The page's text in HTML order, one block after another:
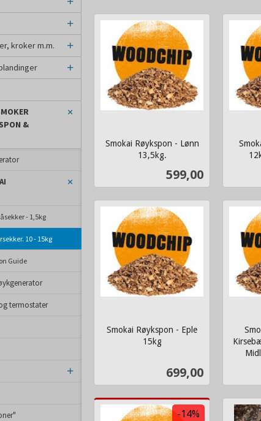
Smokai Røykspon - Lønn
13,5kg.
Pris
599,00
Kjøp
Smokai Røykspon - Eple
15kg
Pris
699,00
Kjøp -14%
kroker m.m.
&
- 1,5kg
10 - 15kg
Guide
termostater